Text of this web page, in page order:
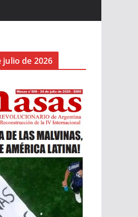
julio de 2026